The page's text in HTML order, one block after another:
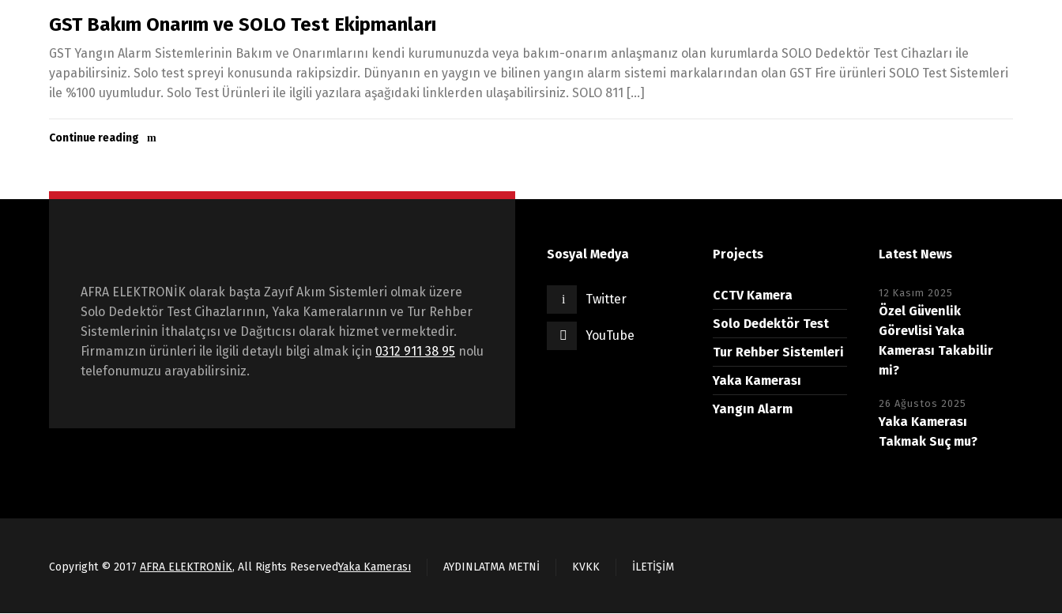
GST Bakım Onarım ve SOLO Test Ekipmanları
GST Yangın Alarm Sistemlerinin Bakım ve Onarımlarını kendi kurumunuzda veya bakım-onarım anlaşmanız olan kurumlarda SOLO Dedektör Test Cihazları ile
yapabilirsiniz. Solo test spreyi konusunda rakipsizdir. Dünyanın en yaygın ve bilinen yangın alarm sistemi markalarından olan GST Fire ürünleri SOLO Test Sistemleri
ile %100 uyumludur. Solo Test Ürünleri ile ilgili yazılara aşağıdaki linklerden ulaşabilirsiniz. SOLO 811 […]
Continue reading
AFRA ELEKTRONİK olarak başta Zayıf Akım Sistemleri olmak üzere
Solo Dedektör Test Cihazlarının, Yaka Kameralarının ve Tur Rehber
Sistemlerinin İthalatçısı ve Dağıtıcısı olarak hizmet vermektedir.
Firmamızın ürünleri ile ilgili detaylı bilgi almak için 0312 911 38 95 nolu
telefonumuzu arayabilirsiniz.
Sosyal Medya
Twitter
YouTube
Projects
CCTV Kamera
Solo Dedektör Test
Tur Rehber Sistemleri
Yaka Kamerası
Yangın Alarm
Latest News
12 Kasım 2025
Özel Güvenlik
Görevlisi Yaka
Kamerası Takabilir
mi?
26 Ağustos 2025
Yaka Kamerası
Takmak Suç mu?
Copyright © 2017 AFRA ELEKTRONİK, All Rights ReservedYaka Kamerası AYDINLATMA METNİ KVKK İLETİŞİM